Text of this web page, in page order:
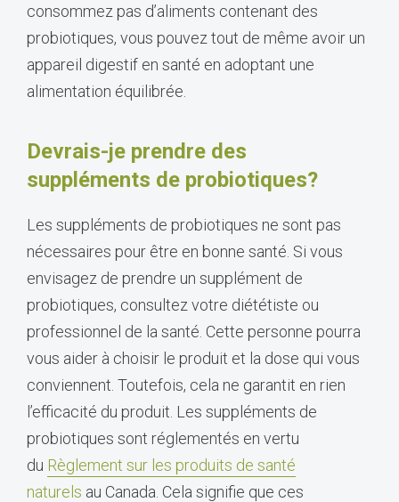
consommez pas d’aliments contenant des
probiotiques, vous pouvez tout de même avoir un
appareil digestif en santé en adoptant une
alimentation équilibrée.
Devrais-je prendre des
suppléments de probiotiques?
Les suppléments de probiotiques ne sont pas
nécessaires pour être en bonne santé. Si vous
envisagez de prendre un supplément de
probiotiques, consultez votre diététiste ou
professionnel de la santé. Cette personne pourra
vous aider à choisir le produit et la dose qui vous
conviennent. Toutefois, cela ne garantit en rien
l’efficacité du produit. Les suppléments de
probiotiques sont réglementés en vertu
du Règlement sur les produits de santé
naturels au Canada. Cela signifie que ces